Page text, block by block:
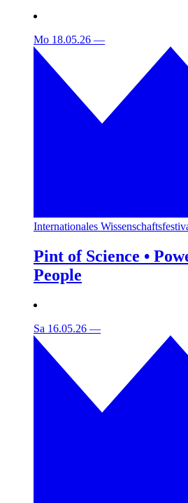
Mo 18.05.26 —
Internationales
Pint of Science •
People
Sa 16.05.26 —